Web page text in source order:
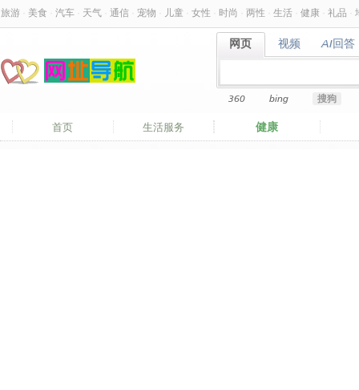
旅游 美食 汽车 天气 通信 宠物 儿童 女性 时尚 两性 生活 健康 礼品
网页
网页 视频
视频 AI回答
AI回答
360 bing 搜狗
首页 生活服务 健康